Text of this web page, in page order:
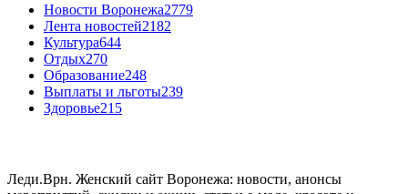
Новости Воронежа2779
Лента новостей2182
Культура644
Отдых270
Образование248
Выплаты и льготы239
Здоровье215
Леди.Врн. Женский сайт Воронежа: новости, анонсы